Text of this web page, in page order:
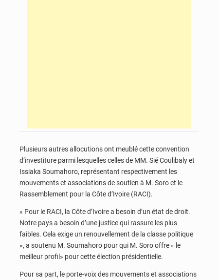
Plusieurs autres allocutions ont meublé cette convention
d’investiture parmi lesquelles celles de MM. Sié Coulibaly et
Issiaka Soumahoro, représentant respectivement les
mouvements et associations de soutien à M. Soro et le
Rassemblement pour la Côte d’Ivoire (RACI).
« Pour le RACI, la Côte d’Ivoire a besoin d’un état de droit.
Notre pays a besoin d’une justice qui rassure les plus
faibles. Cela exige un renouvellement de la classe politique
», a soutenu M. Soumahoro pour qui M. Soro offre « le
meilleur profil» pour cette élection présidentielle.
Pour sa part, le porte-voix des mouvements et associations